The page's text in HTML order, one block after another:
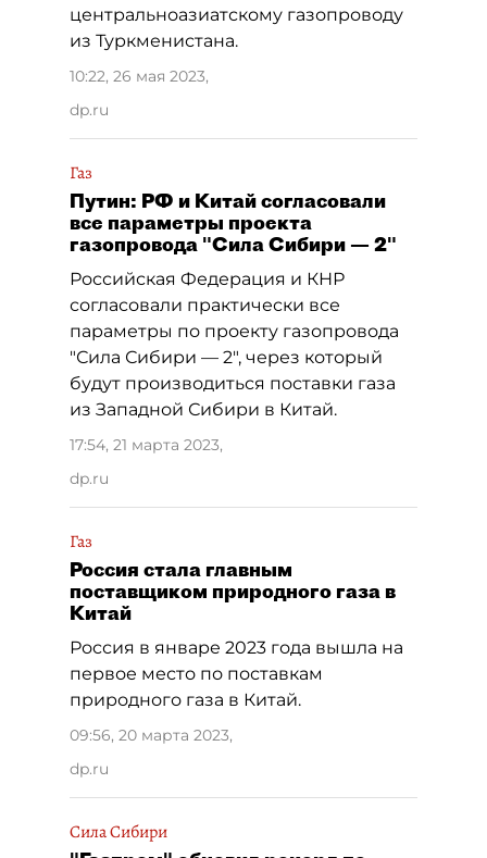
центральноазиатскому газопроводу
из Туркменистана.
10:22, 26 мая 2023,
dp.ru
Газ
Путин: РФ и Китай согласовали
все параметры проекта
газопровода "Сила Сибири — 2"
Российская Федерация и КНР
согласовали практически все
параметры по проекту газопровода
"Сила Сибири — 2", через который
будут производиться поставки газа
из Западной Сибири в Китай.
17:54, 21 марта 2023,
dp.ru
Газ
Россия стала главным
поставщиком природного газа в
Китай
Россия в январе 2023 года вышла на
первое место по поставкам
природного газа в Китай.
09:56, 20 марта 2023,
dp.ru
Сила Сибири